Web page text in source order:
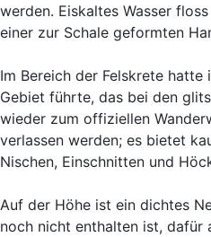
werden. Eiskaltes Wasser
einer zur Schale geformten
Im Bereich der Felskrete
Gebiet führte, das bei den
wieder zum offiziellen
verlassen werden; es bietet
Nischen, Einschnitten und
Auf der Höhe ist ein dichtes
noch nicht enthalten ist, dafür